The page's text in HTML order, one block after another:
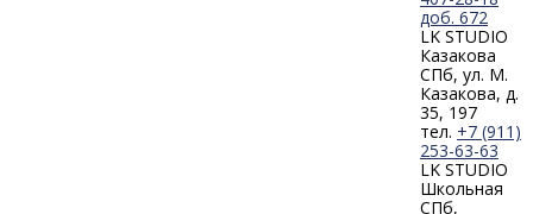
доб. 672
LK STUDIO
Казакова
СПб, ул. М.
Казакова, д.
35, 197
тел. +7 (911)
253-63-63
LK STUDIO
Школьная
СПб,